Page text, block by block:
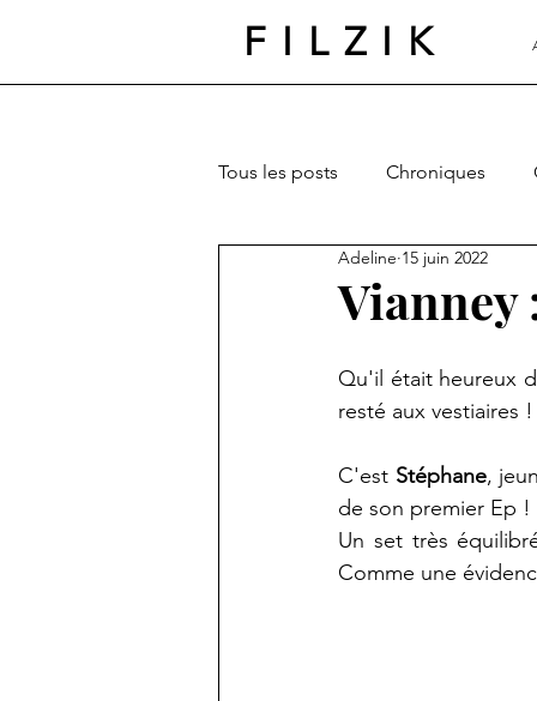
FILZIK
Tous les posts Chroniques
Vianney
Adeline 15 juin 2022
Qu'il était heureux
resté aux vestiaires !
C'est Stéphane,
de son premier Ep !
Un set très
Comme une